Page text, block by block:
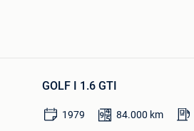
GOLF I 1.6 GTI
1979 84.000 km